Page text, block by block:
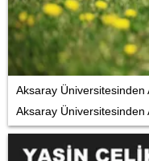
Aksaray Üniversitesinden
Aksaray Üniversitesinden